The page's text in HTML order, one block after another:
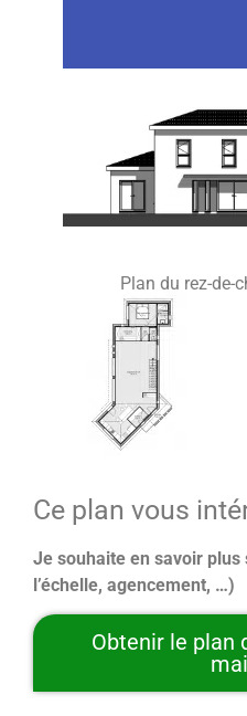
Plan du rez-de-
Ce plan vous
Je souhaite en savoir
l’échelle, agencement, …)
Obtenir le plan